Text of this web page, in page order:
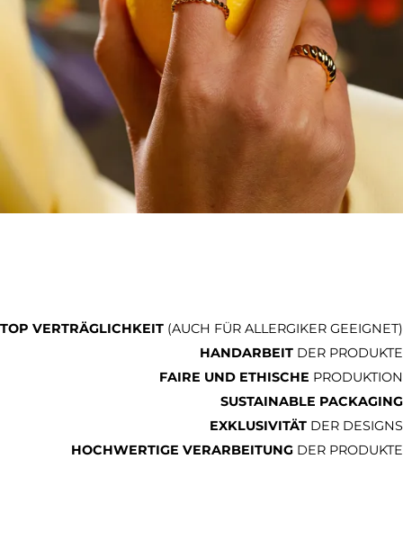
TOP VERTRÄGLICHKEIT (AUCH FÜR ALLERGIKER GEEIGNET)
HANDARBEIT DER PRODUKTE
FAIRE UND ETHISCHE PRODUKTION
SUSTAINABLE PACKAGING
EXKLUSIVITÄT DER DESIGNS
HOCHWERTIGE VERARBEITUNG DER PRODUKTE